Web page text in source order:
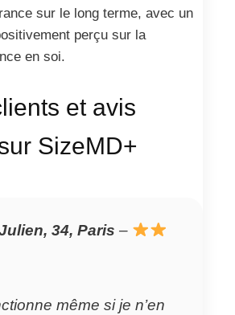
sur le long terme, avec un
perçu sur la
en soi.
et avis
SizeMD+
34, Paris –
même si je n’en